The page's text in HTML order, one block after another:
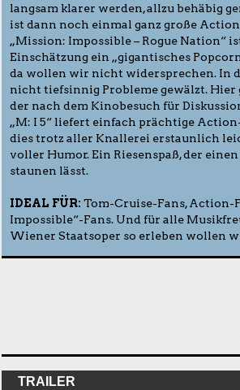
langsam klarer werden, allzu behäbig
ist dann noch einmal ganz große Action
„Mission: Impossible – Rogue Nation“
Einschätzung ein „gigantisches
da wollen wir nicht widersprechen. In
nicht tiefsinnig Probleme gewälzt. Hier
der nach dem Kinobesuch für
„M: I 5“ liefert einfach prächtige
dies trotz aller Knallerei erstaunlich
voller Humor. Ein Riesenspaß, der
staunen lässt.
IDEAL FÜR: Tom-Cruise-Fans, Action-
Impossible“-Fans. Und für alle
Wiener Staatsoper so erleben wollen
TRAILER